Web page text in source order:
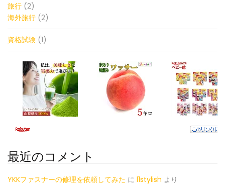
旅行 (2)
海外旅行 (2)
資格試験 (1)
最近のコメント
YKKファスナーの修理を依頼してみた に l1stylish より